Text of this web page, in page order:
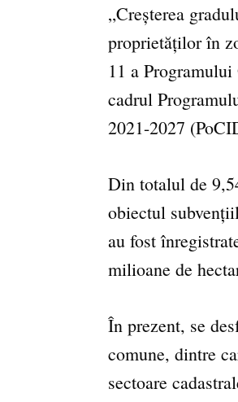
„Creșterea
proprietăților în
11 a
cadrul
2021-2027
Din totalul de
obiectul
au fost
milioane de
În prezent, se
comune, dintre
sectoare